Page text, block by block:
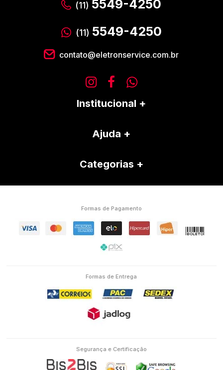
(11) 5549-4250
(11) 5549-4250
contato@eletronservice.com.br
Institucional
Ajuda
Categorias
Formas de Pagamento
Formas de Entrega
Segurança e Certificação